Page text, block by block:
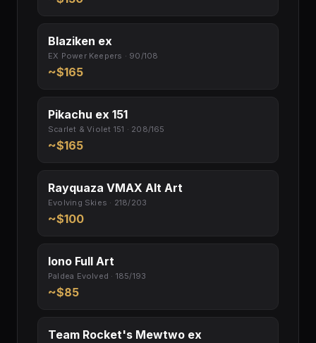
Blaziken ex
EX Power Keepers · 90/108
~$165
Pikachu ex 151
Scarlet & Violet 151 · 208/165
~$165
Rayquaza VMAX Alt Art
Evolving Skies · 218/203
~$100
Iono Full Art
Paldea Evolved · 185/193
~$85
Team Rocket's Mewtwo ex